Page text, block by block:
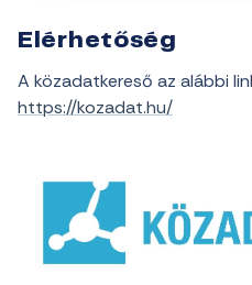
Elérhetőség
A közadatkereső az alábbi
https://kozadat.hu/